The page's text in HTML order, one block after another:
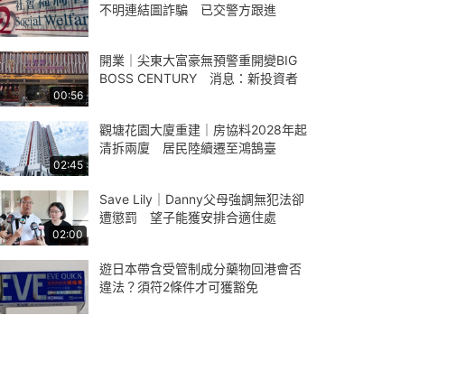
不明連結圖詐騙 已交警方跟進
00:56
開業｜尖東大富豪無預警重開變BIG
BOSS CENTURY 消息：新投資者
02:45
觀塘花園大廈重建｜房協料2028年起
清拆兩廈 居民陸續遷至鴻鵠臺
02:00
Save Lily｜Danny父母強調無犯法卻
遭懲罰 望子能獲安排合適住處
遊日本帶含受管制成分藥物回港會否
違法？須符2條件才可獲豁免